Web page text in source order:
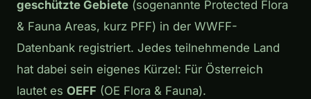
geschützte Gebiete (sogenannte Protected Flora
& Fauna Areas, kurz PFF) in der WWFF-
Datenbank registriert. Jedes teilnehmende Land
hat dabei sein eigenes Kürzel: Für Österreich
lautet es OEFF (OE Flora & Fauna).